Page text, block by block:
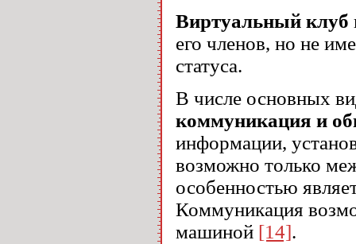
Виртуальный клуб
его членов, но не
статуса.
В числе основных
коммуникация и
информации,
возможно только
особенностью
Коммуникация
машиной [14].